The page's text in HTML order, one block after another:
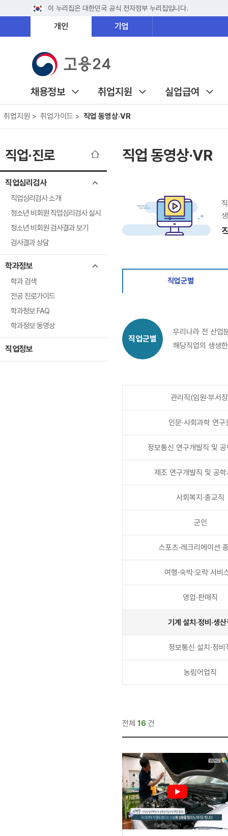
이 누리집은 대한민국 공식 전자정부 누리집입니다.
개인 기업
채용정보 취업지원 실업급여
취업지원 > 취업가이드 > 직업 동영상·VR
직업·진로
직업심리검사
직업심리검사 소개
청소년 비회원 직업심리검사 실시
청소년 비회원 검사결과 보기
검사결과 상담
학과정보
학과 검색
전공 진로가이드
학과정보 FAQ
학과정보 동영상
직업정보
직업 동영상·VR
직업군별
직업군별
우리나라 전 산업
해당직업의 생생
관리직(임원·부서
인문·사회과학 연구
정보통신 연구개발직 및
제조 연구개발직 및 공
사회복지·종교직
군인
스포츠·레크리에이션
여행·숙박·오락 서비
영업·판매직
기계 설치·정비·생
정보통신 설치·정비
농림어업직
전체 16 건